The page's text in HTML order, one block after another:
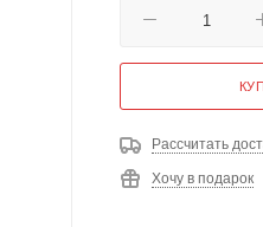
Рассчитать
Хочу в подарок